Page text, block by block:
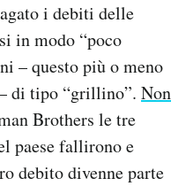
i debiti delle
in modo “poco
– questo più o meno
di tipo “grillino”. Non
Brothers le tre
paese fallirono e
debito divenne parte